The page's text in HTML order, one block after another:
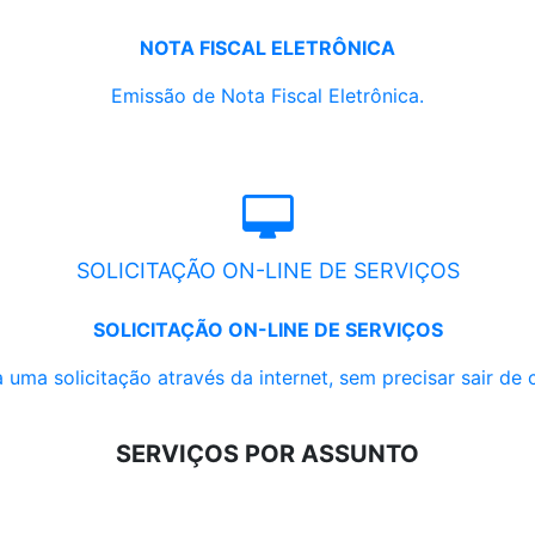
NOTA FISCAL ELETRÔNICA
Emissão de Nota Fiscal Eletrônica.
SOLICITAÇÃO ON-LINE DE SERVIÇOS
SOLICITAÇÃO ON-LINE DE SERVIÇOS
uma solicitação através da internet, sem precisar sair de
SERVIÇOS POR ASSUNTO